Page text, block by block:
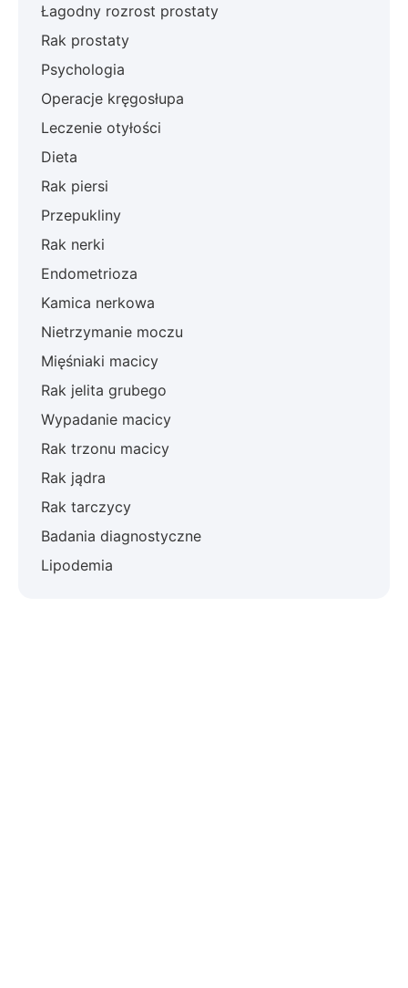
Łagodny rozrost prostaty
Rak prostaty
Psychologia
Operacje kręgosłupa
Leczenie otyłości
Dieta
Rak piersi
Przepukliny
Rak nerki
Endometrioza
Kamica nerkowa
Nietrzymanie moczu
Mięśniaki macicy
Rak jelita grubego
Wypadanie macicy
Rak trzonu macicy
Rak jądra
Rak tarczycy
Badania diagnostyczne
Lipodemia